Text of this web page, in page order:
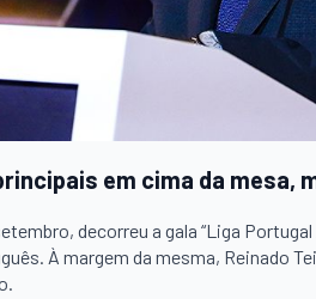
em cima da mesa,
decorreu a gala “Liga
À margem da mesma, Reinado